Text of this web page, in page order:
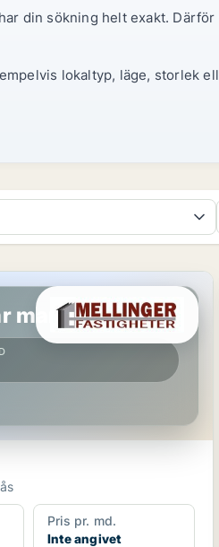
din sökning helt exakt.
lokaltyp, läge, storlek
marknaden!
Pris pr. md.
Inte angivet